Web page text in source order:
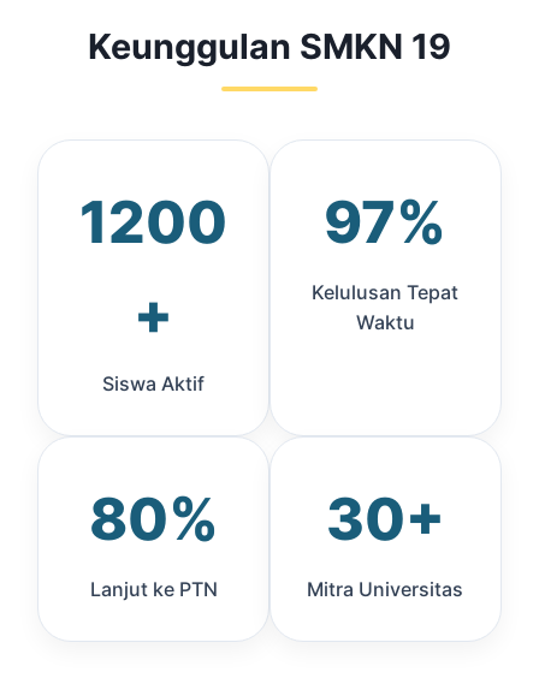
Keunggulan SMKN 19
1200
+
Siswa Aktif
97%
Kelulusan Tepat
Waktu
80%
Lanjut ke PTN
30+
Mitra Universitas